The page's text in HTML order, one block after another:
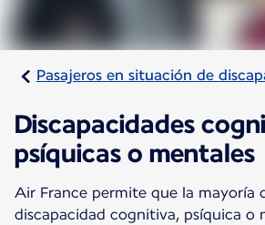
Pasajeros en situación de
Discapacidades
psíquicas o mentales
Air France permite que la mayoría
discapacidad cognitiva, psíquica o